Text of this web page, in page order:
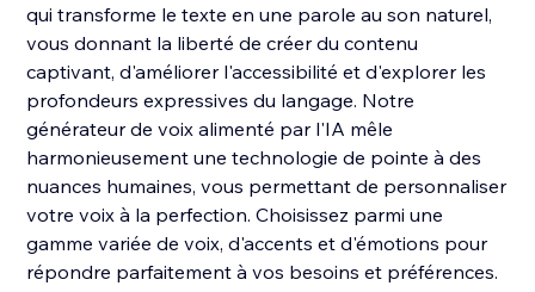
qui transforme le texte en une parole au son naturel,
vous donnant la liberté de créer du contenu
captivant, d'améliorer l'accessibilité et d'explorer les
profondeurs expressives du langage. Notre
générateur de voix alimenté par l'IA mêle
harmonieusement une technologie de pointe à des
nuances humaines, vous permettant de personnaliser
votre voix à la perfection. Choisissez parmi une
gamme variée de voix, d'accents et d'émotions pour
répondre parfaitement à vos besoins et préférences.